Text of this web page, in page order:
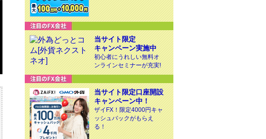
当サイト限定
キャンペーン実施中
初心者にうれしい無料オ
ンラインセミナーが充実!
当サイト限定口座開設
キャンペーン中！
ザイFX！限定4000円キャ
ッシュバックがもらえ
る！